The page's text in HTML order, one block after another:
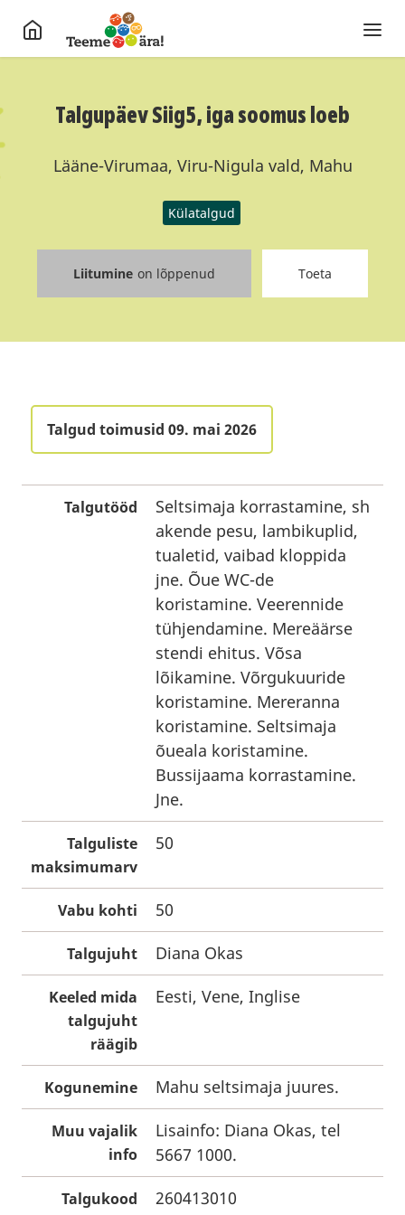
Talgupäev Siig5, iga soomus loeb
Lääne-Virumaa, Viru-Nigula vald, Mahu
Külatalgud
Liitumine on lõppenud Toeta
Talgud toimusid 09. mai 2026
Talgutööd
Seltsimaja korrastamine, sh
akende pesu, lambikuplid,
tualetid, vaibad kloppida
jne. Õue WC-de
koristamine. Veerennide
tühjendamine. Mereäärse
stendi ehitus. Võsa
lõikamine. Võrgukuuride
koristamine. Mereranna
koristamine. Seltsimaja
õueala koristamine.
Bussijaama korrastamine.
Jne.
Talguliste
maksimumarv
50
Vabu kohti 50
Talgujuht Diana Okas
Keeled mida
talgujuht
räägib
Eesti, Vene, Inglise
Kogunemine Mahu seltsimaja juures.
Muu vajalik
info
Lisainfo: Diana Okas, tel
5667 1000.
Talgukood 260413010